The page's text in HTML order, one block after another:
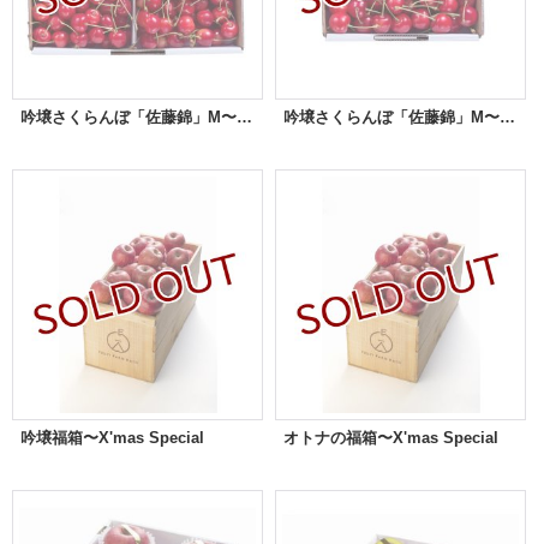
吟壌さくらんぼ「佐藤錦」M〜LL玉 1ｋgバラ詰め 吟壌さくらんぼ「佐藤錦」M〜LL玉 500gバラ詰め
吟壌福箱〜X'mas Special オトナの福箱〜X'mas Special